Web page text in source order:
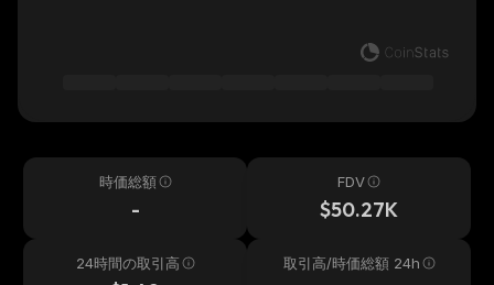
時価総額
-
FDV
$50.27K
24時間の取引高 取引高/時価総額 24h